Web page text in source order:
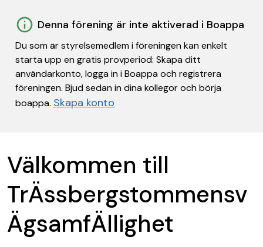
Denna förening är inte aktiverad i Boappa
Du som är styrelsemedlem i föreningen kan enkelt
starta upp en gratis provperiod: Skapa ditt
användarkonto, logga in i Boappa och registrera
föreningen. Bjud sedan in dina kollegor och börja
boappa. Skapa konto
Välkommen till
TrÄssbergstommensv
ÄgsamfÄllighet